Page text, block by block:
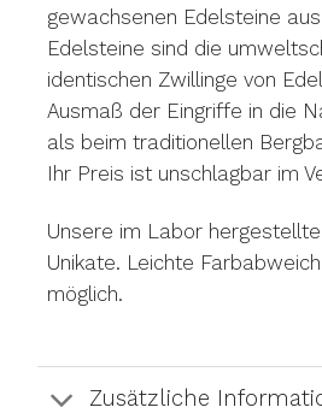
gewachsenen Edelsteine
Edelsteine sind die
identischen Zwillinge von
Ausmaß der Eingriffe in die
als beim traditionellen
Ihr Preis ist unschlagbar im
Unsere im Labor
Unikate. Leichte
möglich.
Zusätzliche